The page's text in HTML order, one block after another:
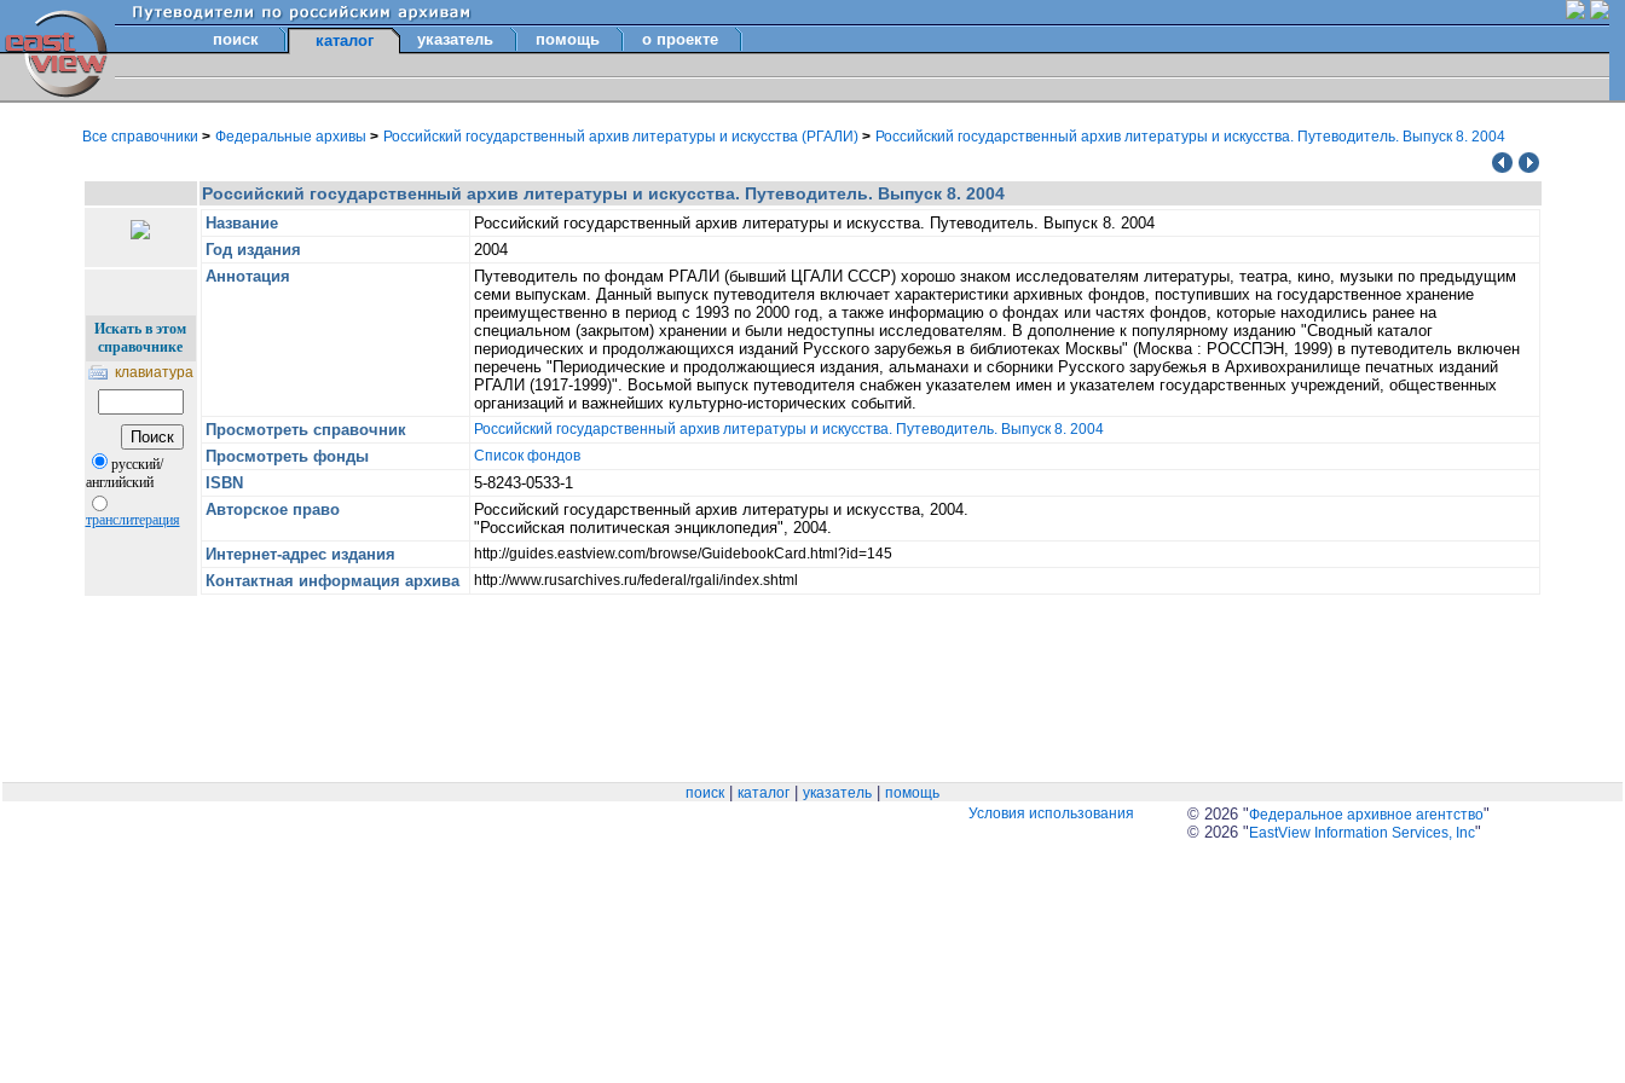
поиск каталог указатель помощь о проекте
Все справочники > Федеральные архивы > Российский государственный архив литературы и искусства (РГАЛИ) > Российский государственный архив литературы и искусства. Путеводитель. Выпуск 8. 2004
Российский государственный архив литературы и искусства. Путеводитель. Выпуск 8. 2004
Название
Российский государственный архив литературы и искусства. Путеводитель. Выпуск 8. 2004
Год издания
2004
Аннотация
Путеводитель по фондам РГАЛИ (бывший ЦГАЛИ СССР) хорошо знаком исследователям литературы, театра, кино, музыки по предыдущим
семи выпускам. Данный выпуск путеводителя включает характеристики архивных фондов, поступивших на государственное хранение
преимущественно в период с 1993 по 2000 год, а также информацию о фондах или частях фондов, которые находились ранее на
специальном (закрытом) хранении и были недоступны исследователям. В дополнение к популярному изданию "Сводный каталог
периодических и продолжающихся изданий Русского зарубежья в библиотеках Москвы" (Москва : РОССПЭН, 1999) в путеводитель включен
перечень "Периодические и продолжающиеся издания, альманахи и сборники Русского зарубежья в Архивохранилище печатных изданий
РГАЛИ (1917-1999)". Восьмой выпуск путеводителя снабжен указателем имен и указателем государственных учреждений, общественных
организаций и важнейших культурно-исторических событий.
Просмотреть справочник
Российский государственный архив литературы и искусства. Путеводитель. Выпуск 8. 2004
Просмотреть фонды Список фондов
ISBN
5-8243-0533-1
Авторское право
Российский государственный архив литературы и искусства, 2004.
"Российская политическая энциклопедия", 2004.
Интернет-адрес издания
http://guides.eastview.com/browse/GuidebookCard.html?id=145
Контактная информация архива http://www.rusarchives.ru/federal/rgali/index.shtml
Искать в этом
справочнике
клавиатура
русский/
английский
транслитерация
поиск каталог указатель
помощь
Условия использования
© 2026 "Федеральное архивное агентство"
© 2026 " EastView Information Services, Inc"